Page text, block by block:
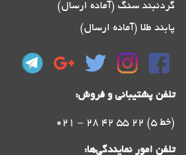
گردنبند سنگ (آماده ارسال)
پابند طلا (آماده ارسال)
تلفن پشتیبانی و فروش:
021 - 28 42 55 22 (5 خط)
تلفن امور نمایندگی‌ها: